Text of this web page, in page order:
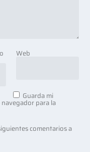
Web
Guarda mi
para la
comentarios a